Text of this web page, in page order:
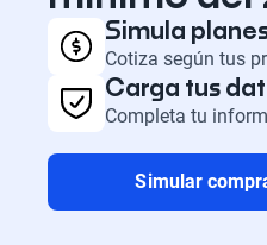
Simula
Cotiza según tus
Carga tus
Completa tu
Simular